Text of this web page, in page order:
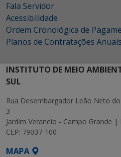
Fala Servidor
Acessibilidade
Ordem Cronológica de
Planos de Contratações Anuais
INSTITUTO DE MEIO
SUL
Rua Desembargador Leão Neto
3
Jardim Veraneio - Campo Grande |
CEP: 79037-100
MAPA